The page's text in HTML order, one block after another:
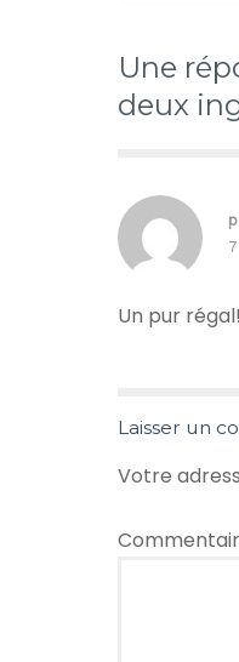
Une
deux
Un pur
Laisser un
Votre